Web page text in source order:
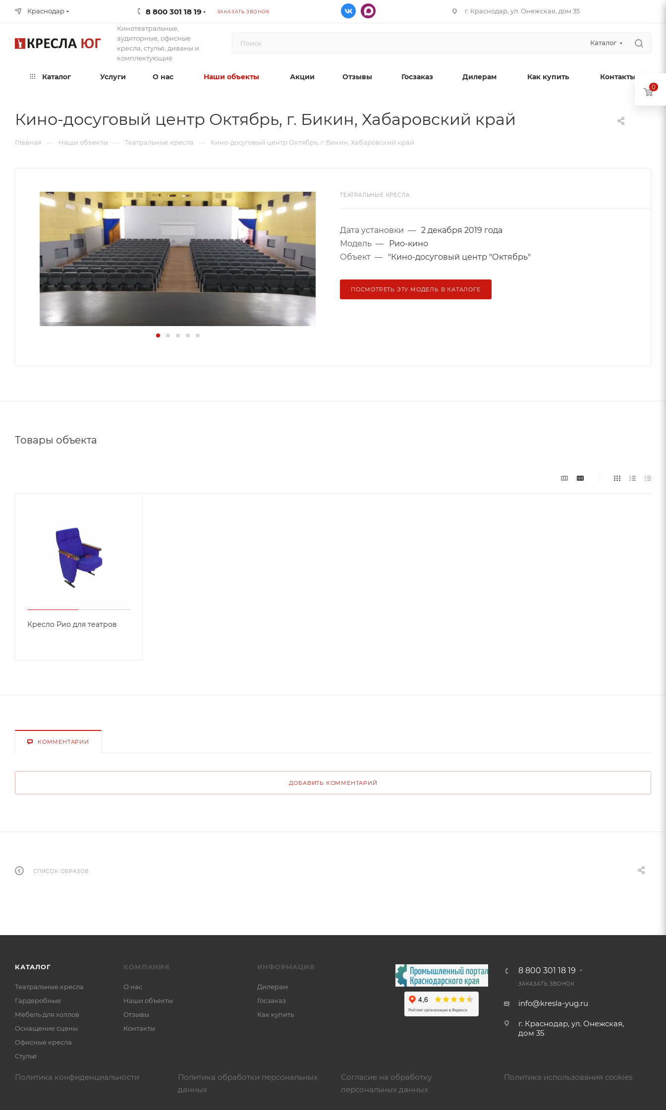
Краснодар 8 800 301 18 19 ЗАКАЗАТЬ ЗВОНОК г. Краснодар, ул. Онежская, дом 35
Кинотеатральные,
аудиторные, офисные
кресла, стулья, диваны и
комплектующие
Каталог
Каталог Услуги О нас Наши объекты Акции Отзывы Госзаказ Дилерам Как купить Контакты
Кино-досуговый центр Октябрь, г. Бикин, Хабаровский край
Главная — Наши объекты — Театральные кресла — Кино-досуговый центр Октябрь, г. Бикин, Хабаровский край
ТЕАТРАЛЬНЫЕ КРЕСЛА
Дата установки — 2 декабря 2019 года
Модель —
Рио-кино
Объект — "Кино-досуговый центр "Октябрь"
ПОСМОТРЕТЬ ЭТУ МОДЕЛЬ В КАТАЛОГЕ
Товары объекта
Кресло Рио для театров
КОММЕНТАРИИ
ДОБАВИТЬ КОММЕНТАРИЙ
СПИСОК ОБРАЗОВ
КАТАЛОГ
Театральные кресла
Гардеробные
Мебель для холлов
Оснащение сцены
Офисные кресла
Стулья
КОМПАНИЯ
О нас
Наши объекты
Отзывы
Контакты
ИНФОРМАЦИЯ
Дилерам
Госзаказ
Как купить
8 800 301 18 19
ЗАКАЗАТЬ ЗВОНОК
info@kresla-yug.ru
г. Краснодар, ул. Онежская,
дом 35
Политика конфиденциальности
Политика обработки персональных
данных
Согласие на обработку
персональных данных
Политика использования cookies
0